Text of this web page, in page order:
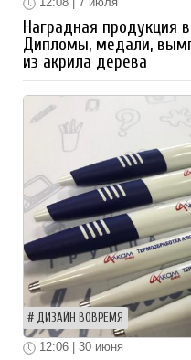
Наградная продукция
Дипломы, медали,
из акрила дерева
ДИЗАЙН ВОВРЕМЯ
12:06 | 30 июня